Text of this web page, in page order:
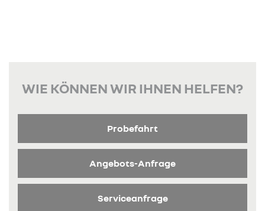
WIE KÖNNEN WIR IHNEN HELFEN?
Probefahrt
Angebots-Anfrage
Serviceanfrage